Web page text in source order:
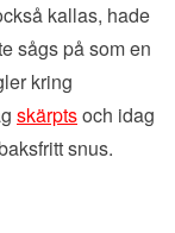
kallas, hade
sågs på som en
kring
skärptsoch idag
snus.